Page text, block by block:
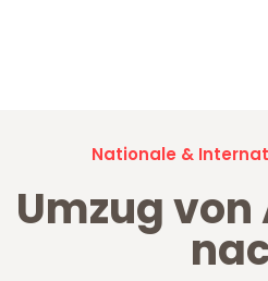
Nationale &
Umzug